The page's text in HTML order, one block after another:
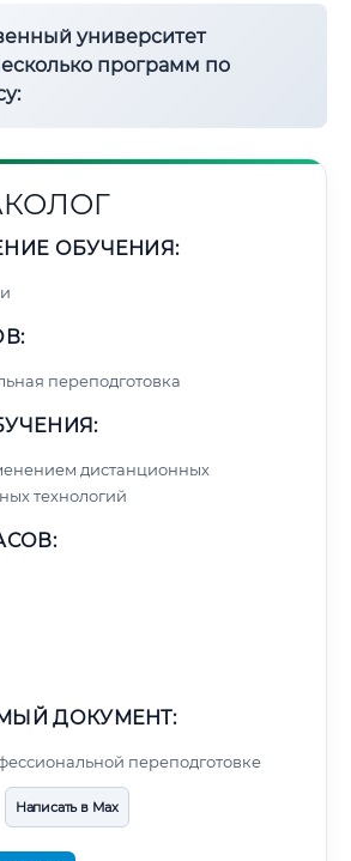
университет
программ по
ОБУЧЕНИЯ:
переподготовка
дистанционных
технологий
ДОКУМЕНТ:
переподготовке
Написать в Max